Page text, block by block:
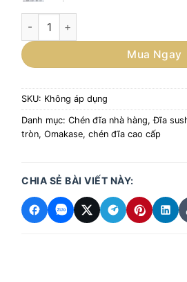
Đĩa vuông 17cm đựng sushi,
Mua Ngay
SKU: Không áp dụng
Danh mục: Chén đĩa nhà hàng,Đĩa
tròn, Omakase, chén đĩa cao cấp
CHIA SẺ BÀI VIẾT NÀY: